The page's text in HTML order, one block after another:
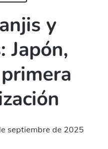
y
Japón,
septiembre de 2025